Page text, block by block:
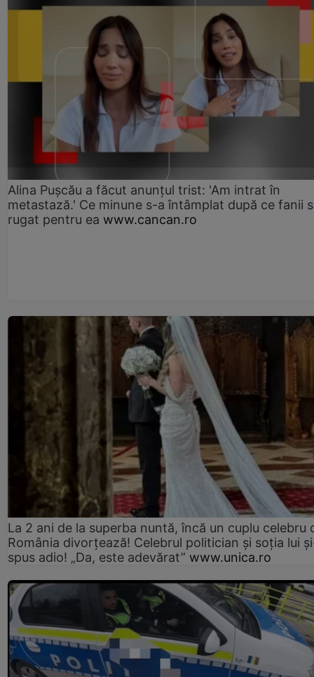
Alina Pușcău a făcut anunțul trist: 'Am intrat în
metastază.' Ce minune s-a întâmplat după ce fanii
rugat pentru ea www.cancan.ro
La 2 ani de la superba nuntă, încă un cuplu celebru
România divorțează! Celebrul politician și soția lui
spus adio! „Da, este adevărat” www.unica.ro